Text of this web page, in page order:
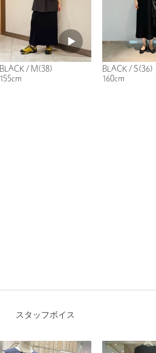
BLACK / M(38)
155cm
BLACK / S(36)
160cm
スタッフボイス